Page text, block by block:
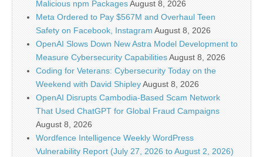
Malicious npm PackagesAugust 8, 2026
Meta Ordered to Pay $567M and Overhaul Teen
Safety on Facebook, Instagram August 8, 2026
OpenAI Slows Down New Astra Model Development to
Measure Cybersecurity CapabilitiesAugust 8, 2026
Coding for Veterans: Cybersecurity Today on the
Weekend with David ShipleyAugust 8, 2026
OpenAI Disrupts Cambodia-Based Scam Network
That Used ChatGPT for Global Fraud Campaigns
August 8, 2026
Wordfence Intelligence Weekly WordPress
Vulnerability Report (July 27, 2026 to August 2, 2026)